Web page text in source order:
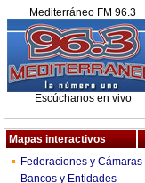
Mediterráneo FM 96.3
Escúchanos en vivo
Mapas interactivos
Federaciones y Cámaras
Bancos y Entidades